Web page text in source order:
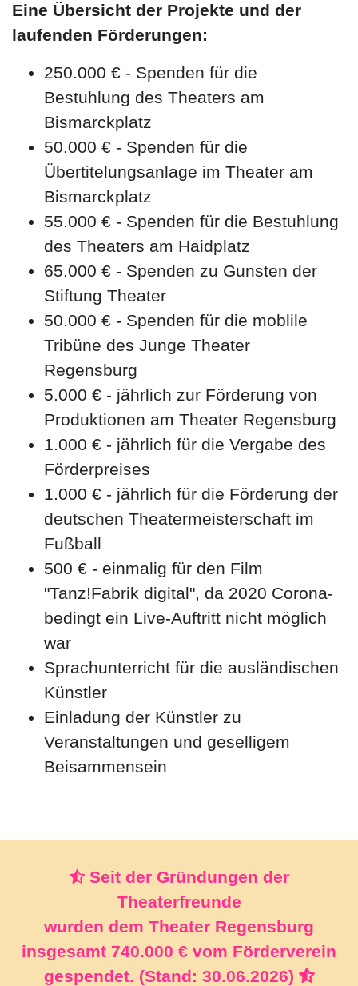
Eine Übersicht der Projekte und der
laufenden Förderungen:
250.000 € - Spenden für die
Bestuhlung des Theaters am
Bismarckplatz
50.000 € - Spenden für die
Übertitelungsanlage im Theater am
Bismarckplatz
55.000 € - Spenden für die Bestuhlung
des Theaters am Haidplatz
65.000 € - Spenden zu Gunsten der
Stiftung Theater
50.000 € - Spenden für die moblile
Tribüne des Junge Theater
Regensburg
5.000 € - jährlich zur Förderung von
Produktionen am Theater Regensburg
1.000 € - jährlich für die Vergabe des
Förderpreises
1.000 € - jährlich für die Förderung der
deutschen Theatermeisterschaft im
Fußball
500 € - einmalig für den Film
"Tanz!Fabrik digital", da 2020 Corona-
bedingt ein Live-Auftritt nicht möglich
war
Sprachunterricht für die ausländischen
Künstler
Einladung der Künstler zu
Veranstaltungen und geselligem
Beisammensein
Seit der Gründungen der
Theaterfreunde
wurden dem Theater Regensburg
insgesamt 740.000 € vom Förderverein
gespendet. (Stand: 30.06.2026)